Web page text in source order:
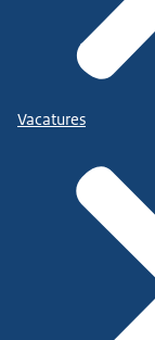
Vacatures